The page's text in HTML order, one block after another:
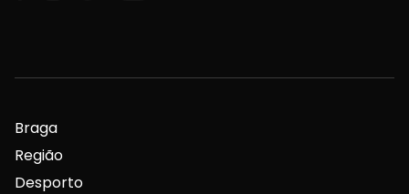
Braga
Região
Desporto